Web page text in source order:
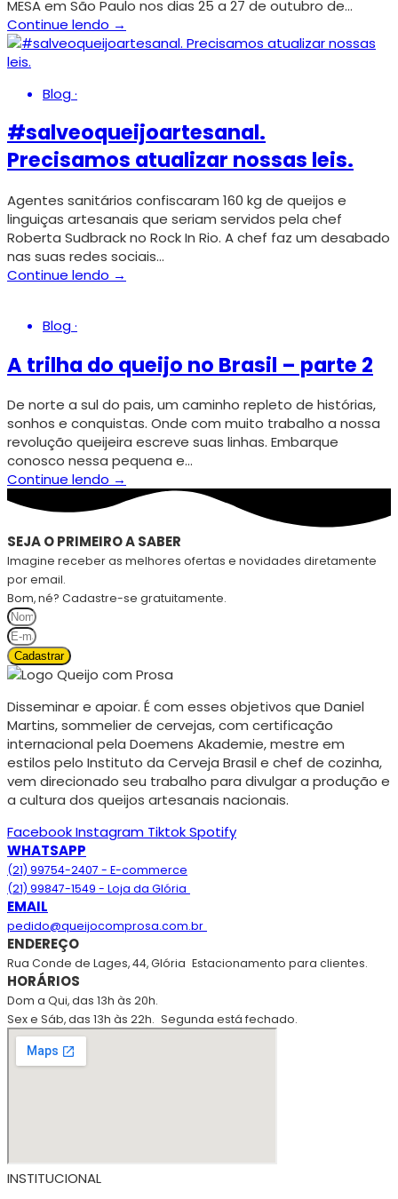
MESA em São Paulo nos dias 25 a 27 de outubro de…
Continue lendo →
Blog·
#salveoqueijoartesanal.
Precisamos atualizar nossas leis.
Agentes sanitários confiscaram 160 kg de queijos e
linguiças artesanais que seriam servidos pela chef
Roberta Sudbrack no Rock In Rio. A chef faz um desabado
nas suas redes sociais…
Continue lendo →
Blog·
A trilha do queijo no Brasil – parte 2
De norte a sul do pais, um caminho repleto de histórias,
sonhos e conquistas. Onde com muito trabalho a nossa
revolução queijeira escreve suas linhas. Embarque
conosco nessa pequena e…
Continue lendo →
SEJA O PRIMEIRO A SABER
Imagine receber as melhores ofertas e novidades diretamente
por email.
Bom, né? Cadastre-se gratuitamente.
Cadastrar
Disseminar e apoiar. É com esses objetivos que Daniel
Martins, sommelier de cervejas, com certificação
internacional pela Doemens Akademie, mestre em
estilos pelo Instituto da Cerveja Brasil e chef de cozinha,
vem direcionado seu trabalho para divulgar a produção e
a cultura dos queijos artesanais nacionais.
FacebookInstagram TiktokSpotify
WHATSAPP
(21) 99754-2407 - E-commerce
(21) 99847-1549 - Loja da Glória
EMAIL
pedido@queijocomprosa.com.br
ENDEREÇO
Rua Conde de Lages, 44, Glória Estacionamento para clientes.
HORÁRIOS
Dom a Qui, das 13h às 20h.
Sex e Sáb, das 13h às 22h. Segunda está fechado.
INSTITUCIONAL